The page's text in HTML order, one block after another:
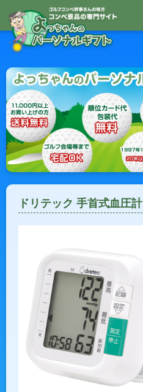
ドリテック 手首式血圧計